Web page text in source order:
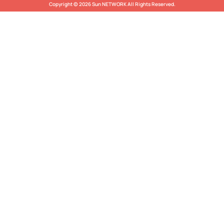
Copyright © 2026 Sun NETWORK All Rights Reserved.